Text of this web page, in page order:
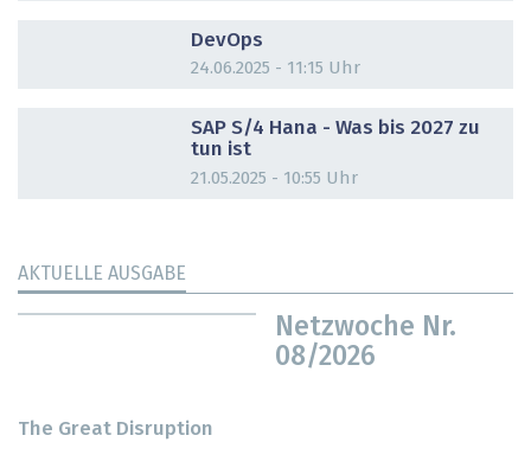
DevOps
24.06.2025 - 11:15 Uhr
SAP S/4 Hana - Was bis 2027 zu
tun ist
21.05.2025 - 10:55 Uhr
AKTUELLE AUSGABE
Netzwoche Nr.
08/2026
The Great Disruption